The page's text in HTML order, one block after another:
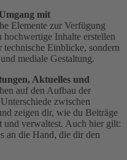
mit
Elemente zur Verfügung
hochwertige Inhalte erstellen
Einblicke, sondern
mediale Gestaltung.
Aktuelles und
auf den Aufbau der
zwischen
zeigen dir, wie du Beiträge
und verwaltest. Auch hier gilt:
an die Hand, die dir den